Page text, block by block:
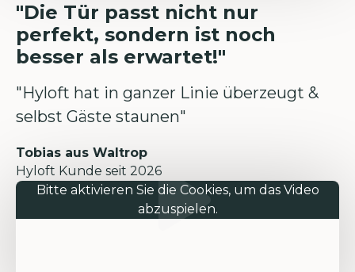
"Die Tür passt nicht nur
perfekt, sondern ist noch
besser als erwartet!"
"Hyloft hat in ganzer Linie überzeugt &
selbst Gäste staunen"
Tobias aus Waltrop
Hyloft Kunde seit 2026
Bitte aktivieren Sie die Cookies, um das Video
abzuspielen.